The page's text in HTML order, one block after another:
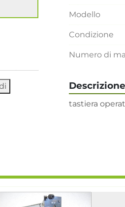
Descrizione
tastiera
Modello
Condizione
Numero di